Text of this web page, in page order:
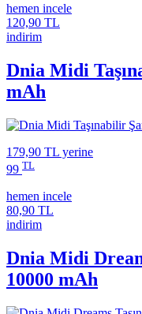
hemen incele
120,90 TL
indirim
Dnia Midi
mAh
179,90 TL yerine
99 TL
hemen incele
80,90 TL
indirim
Dnia Midi
10000 mAh